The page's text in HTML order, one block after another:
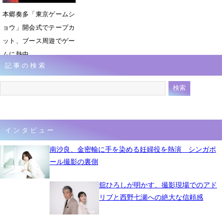
本郷奏多「東京ゲームシ
ョウ」開会式でテープカ
ット、ブース周遊でゲー
ムに熱中
9月26日 07時33分
記事の検索
インタビュー
南沙良、金密輸に手を染める妊婦役を熱演 シンガポ
ール撮影の裏側
舘ひろしが明かす、撮影現場でのアド
リブと西野七瀬への絶大な信頼感